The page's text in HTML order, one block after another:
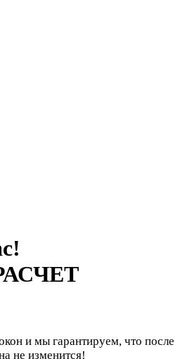
и мы гарантируем, что после
не изменится!